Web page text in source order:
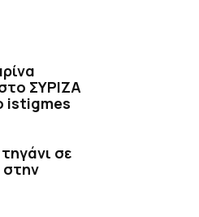
ΣΥΡΙΖΑ
istigmes
σε
στην